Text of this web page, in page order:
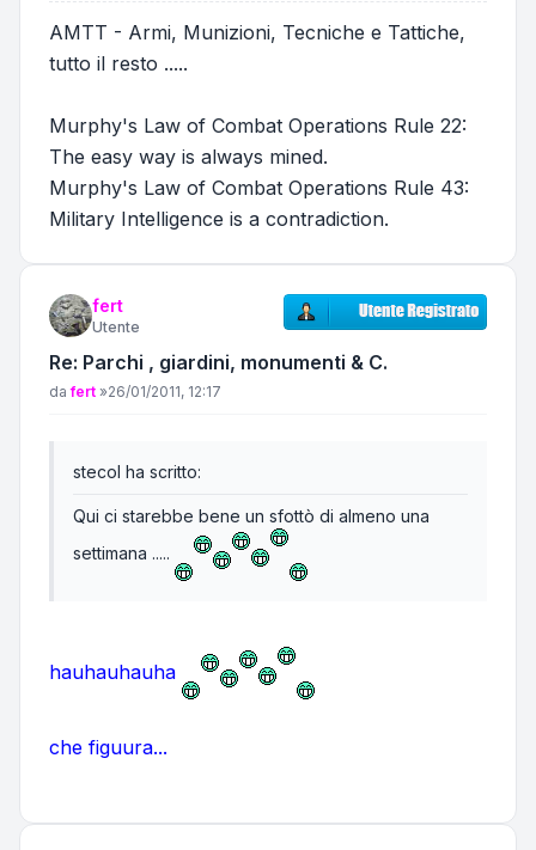
AMTT - Armi, Munizioni, Tecniche e Tattiche,
tutto il resto .....
Murphy's Law of Combat Operations Rule 22:
The easy way is always mined.
Murphy's Law of Combat Operations Rule 43:
Military Intelligence is a contradiction.
fert
Utente
Re: Parchi , giardini, monumenti & C.
Messaggio
dafert »26/01/2011, 12:17
stecol ha scritto:
Qui ci starebbe bene un sfottò di almeno una
settimana .....
hauhauhauha
che figuura...